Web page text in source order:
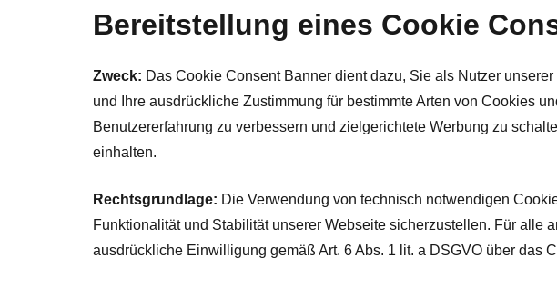
Bereitstellung eines Cookie
Zweck: Das Cookie Consent Banner dient dazu, Sie als Nutzer
und Ihre ausdrückliche Zustimmung für bestimmte Arten von Cookies
Benutzererfahrung zu verbessern und zielgerichtete Werbung zu
einhalten.
Rechtsgrundlage: Die Verwendung von technisch notwendigen
Funktionalität und Stabilität unserer Webseite sicherzustellen. Für
ausdrückliche Einwilligung gemäß Art. 6 Abs. 1 lit. a DSGVO über das